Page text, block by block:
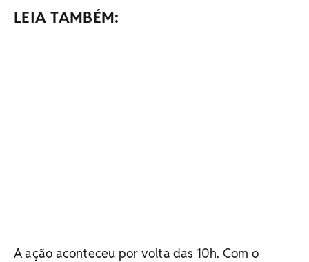
LEIA TAMBÉM:
A ação aconteceu por volta das 10h. Com o